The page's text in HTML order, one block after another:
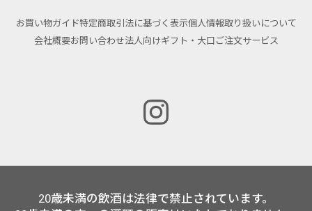
お買い物ガイド特定商取引法に基づく表示個人情報取り扱いについて
会社概要お問い合わせ法人向けギフト・大口ご注文サービス
20歳未満の飲酒は法律で禁止されています。